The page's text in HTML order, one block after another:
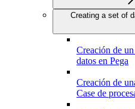
Creating a set of
Creación de
datos en Pega
Creación de
Case de